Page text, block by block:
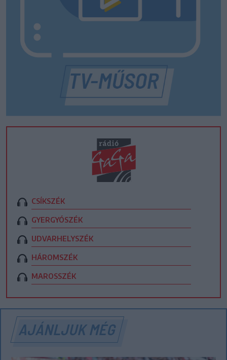
CSÍKSZÉK
GYERGYÓSZÉK
UDVARHELYSZÉK
HÁROMSZÉK
MAROSSZÉK
AJÁNLJUK MÉG